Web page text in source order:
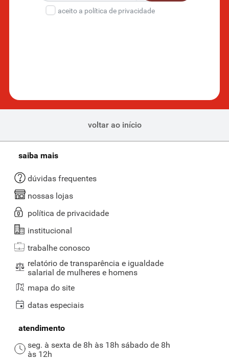
aceito a política de privacidade
voltar ao início
saiba mais
dúvidas frequentes
nossas lojas
política de privacidade
institucional
trabalhe conosco
relatório de transparência e igualdade
salarial de mulheres e homens
mapa do site
datas especiais
atendimento
seg. à sexta de 8h às 18h sábado de 8h
às 12h